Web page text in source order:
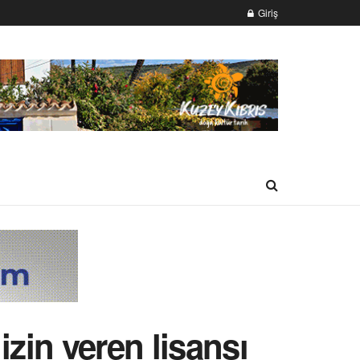
Giriş
veren lisansı